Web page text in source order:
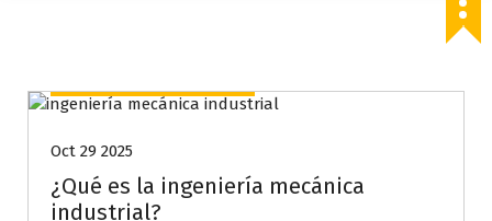
Oct 29 2025
¿Qué es la ingeniería mecánica
industrial?